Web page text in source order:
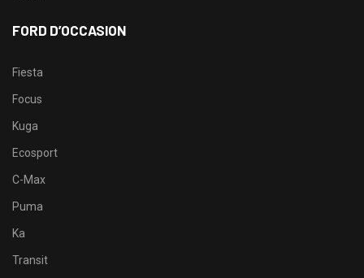
FORD D’OCCASION
Fiesta
Focus
Kuga
Ecosport
C-Max
Puma
Ka
Transit